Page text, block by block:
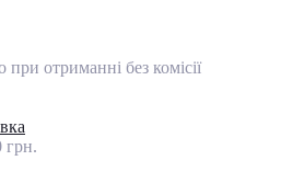
отриманні без комісії
грн.